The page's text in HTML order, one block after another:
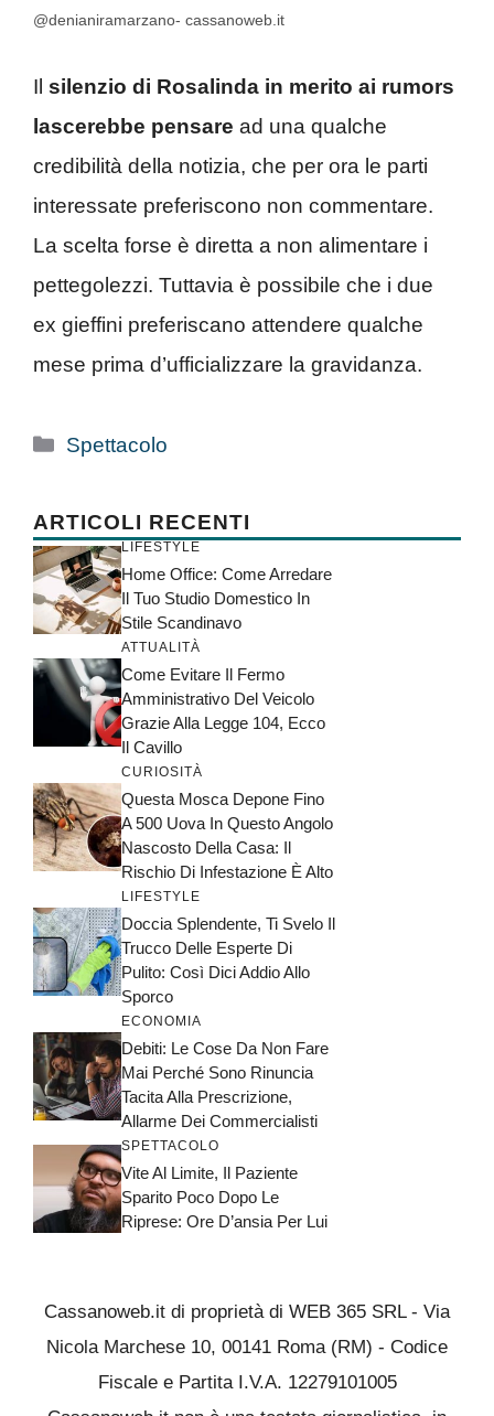
@denianiramarzano- cassanoweb.it
Il silenzio di Rosalinda in merito ai rumors
lascerebbe pensare ad una qualche
credibilità della notizia, che per ora le parti
interessate preferiscono non commentare.
La scelta forse è diretta a non alimentare i
pettegolezzi. Tuttavia è possibile che i due
ex gieffini preferiscano attendere qualche
mese prima d’ufficializzare la gravidanza.
Categorie
Spettacolo
ARTICOLI RECENTI
LIFESTYLE
Home Office: Come Arredare
Il Tuo Studio Domestico In
Stile Scandinavo
ATTUALITÀ
Come Evitare Il Fermo
Amministrativo Del Veicolo
Grazie Alla Legge 104, Ecco
Il Cavillo
CURIOSITÀ
Questa Mosca Depone Fino
A 500 Uova In Questo Angolo
Nascosto Della Casa: Il
Rischio Di Infestazione È Alto
LIFESTYLE
Doccia Splendente, Ti Svelo Il
Trucco Delle Esperte Di
Pulito: Così Dici Addio Allo
Sporco
ECONOMIA
Debiti: Le Cose Da Non Fare
Mai Perché Sono Rinuncia
Tacita Alla Prescrizione,
Allarme Dei Commercialisti
SPETTACOLO
Vite Al Limite, Il Paziente
Sparito Poco Dopo Le
Riprese: Ore D’ansia Per Lui
Cassanoweb.it di proprietà di WEB 365 SRL - Via
Nicola Marchese 10, 00141 Roma (RM) - Codice
Fiscale e Partita I.V.A. 12279101005